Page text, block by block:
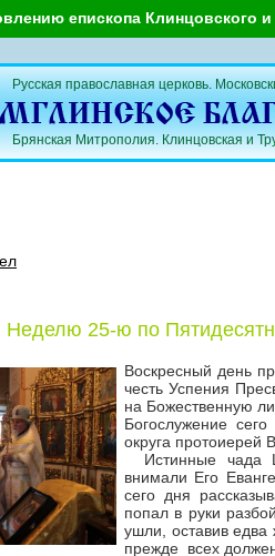
епископа Клинцовского
Русская православная церковь.
Брянская Митрополия. Клинцовская и
Неделю 25-ю по
Воскресный день
честь Успения
на Божественную
Богослужение
округа протоиерей
Истинные чада
внимали Его
сего дня
попал в руки
ушли, оставив
прежде всех